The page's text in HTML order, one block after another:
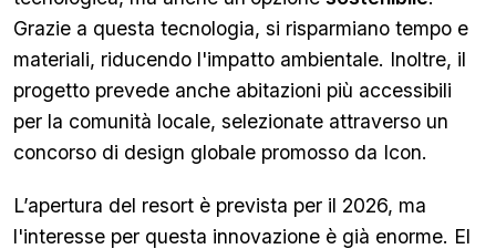
Grazie a questa tecnologia, si risparmiano tempo e
materiali, riducendo l'impatto ambientale. Inoltre, il
progetto prevede anche abitazioni più accessibili
per la comunità locale, selezionate attraverso un
concorso di design globale promosso da Icon.
L’apertura del resort è prevista per il 2026, ma
l'interesse per questa innovazione è già enorme. El